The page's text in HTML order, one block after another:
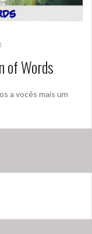
of Words
a vocês mais um